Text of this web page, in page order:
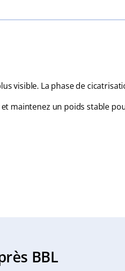
visible. La phase de
maintenez un poids stable
BBL